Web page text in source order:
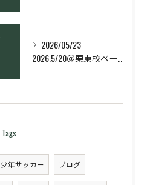
2026/05/23
Tags
少年サッカー ブログ